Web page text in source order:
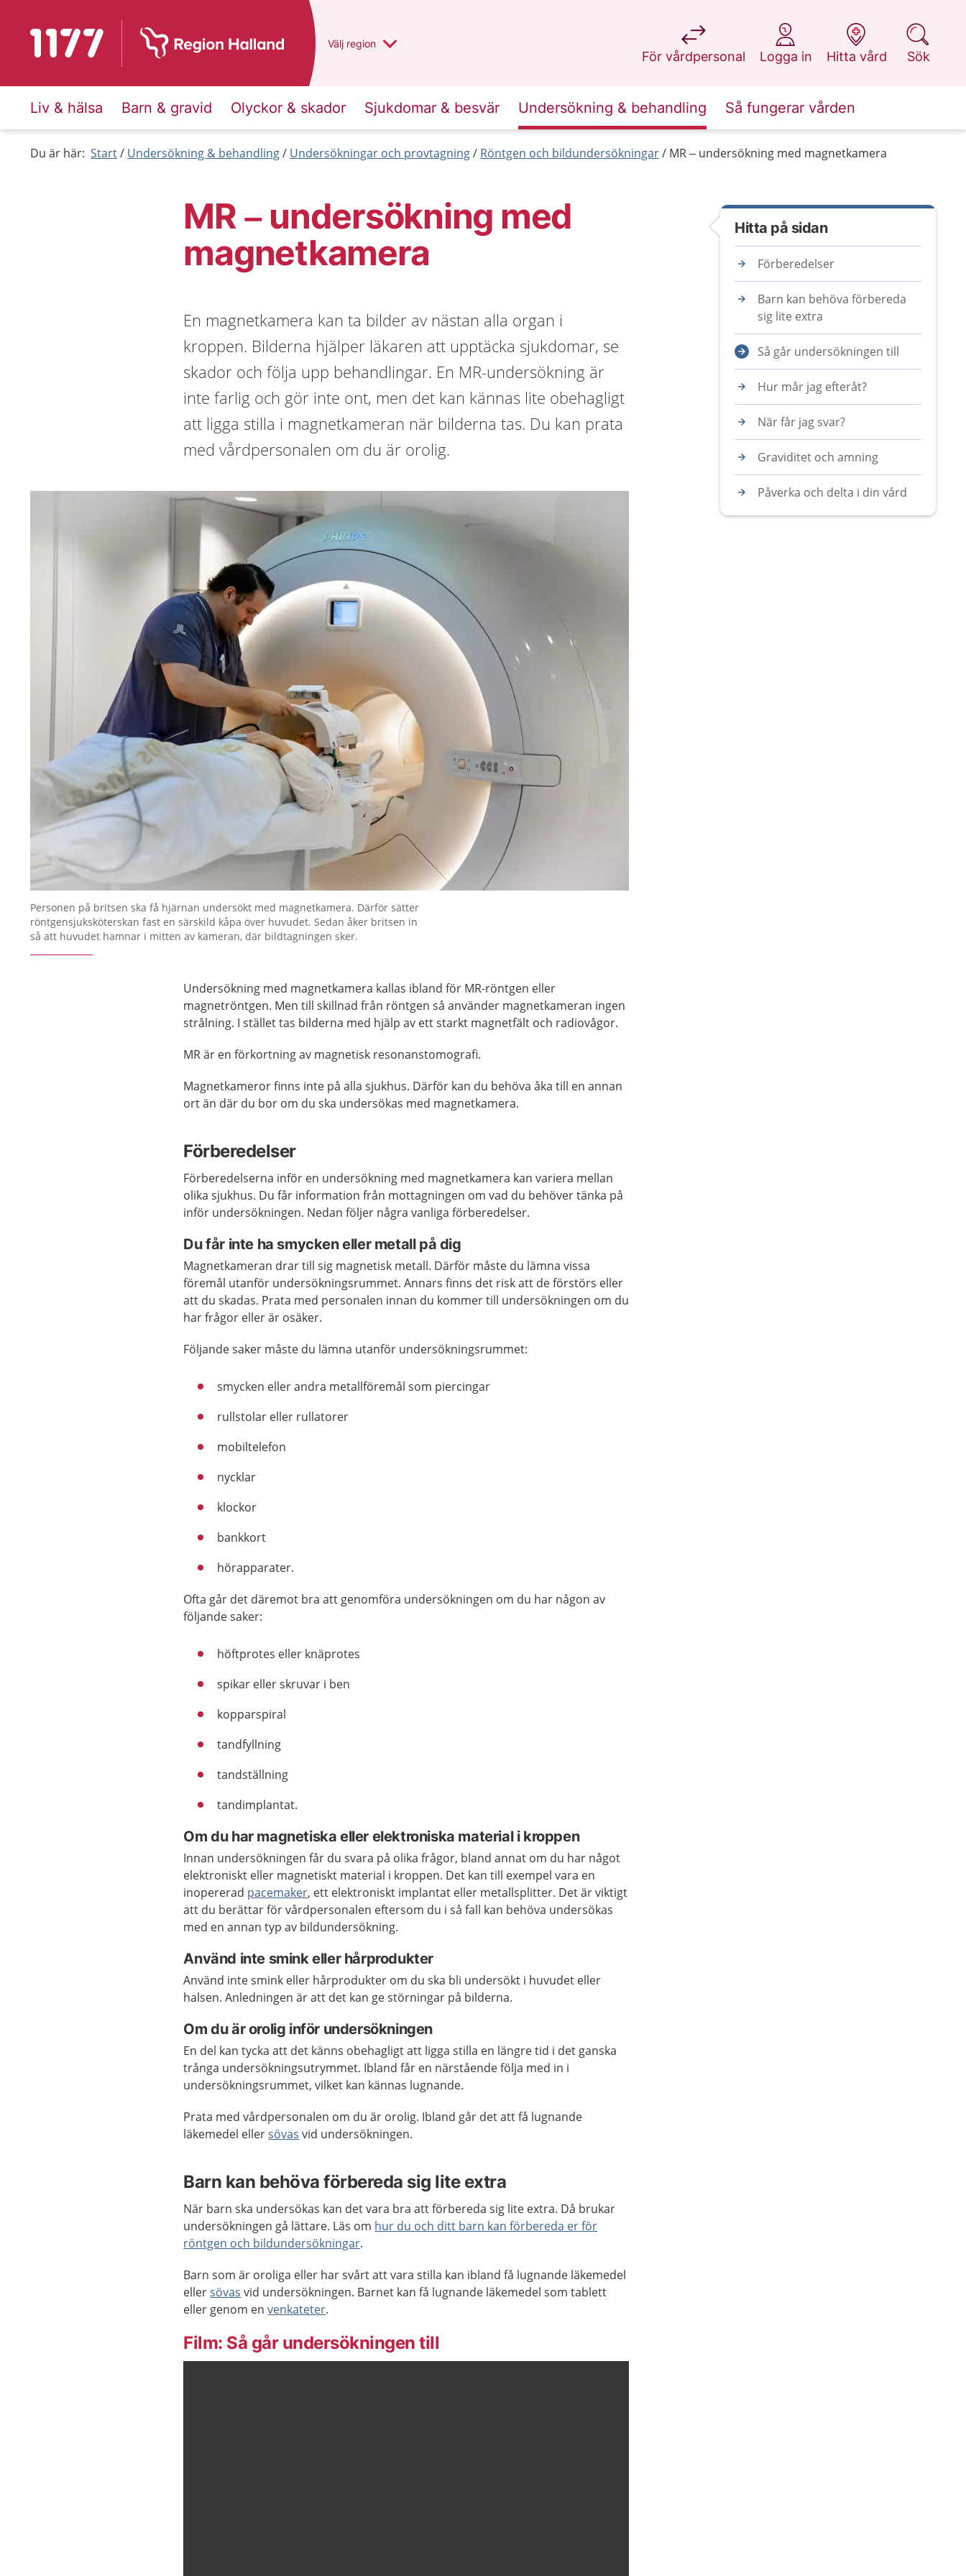
Till startsidan för 1177 Du har valt region
Välj en annan
region
För vårdpersonal
på 1177.se
Logga in
på 1177.se
Hitta vård
på 1177.se
Sök
på 1177.se
Liv & hälsa Barn & gravid Olyckor & skador Sjukdomar & besvär Undersökning & behandling Så fungerar vården
Du är här: Start Undersökning & behandling Undersökningar och provtagning Röntgen och bildundersökningar MR – undersökning med magnetkamera
MR – undersökning med
magnetkamera
En magnetkamera kan ta bilder av nästan alla organ i
kroppen. Bilderna hjälper läkaren att upptäcka sjukdomar, se
skador och följa upp behandlingar. En MR-undersökning är
inte farlig och gör inte ont, men det kan kännas lite obehagligt
att ligga stilla i magnetkameran när bilderna tas. Du kan prata
med vårdpersonalen om du är orolig.
Personen på britsen ska få hjärnan undersökt med magnetkamera. Därför sätter
röntgensjuksköterskan fast en särskild kåpa över huvudet. Sedan åker britsen in
så att huvudet hamnar i mitten av kameran, där bildtagningen sker.
Undersökning med magnetkamera kallas ibland för MR-röntgen eller
magnetröntgen. Men till skillnad från röntgen så använder magnetkameran ingen
strålning. I stället tas bilderna med hjälp av ett starkt magnetfält och radiovågor.
MR är en förkortning av magnetisk resonanstomografi.
Magnetkameror finns inte på alla sjukhus. Därför kan du behöva åka till en annan
ort än där du bor om du ska undersökas med magnetkamera.
Förberedelser
Förberedelserna inför en undersökning med magnetkamera kan variera mellan
olika sjukhus. Du får information från mottagningen om vad du behöver tänka på
inför undersökningen. Nedan följer några vanliga förberedelser.
Du får inte ha smycken eller metall på dig
Magnetkameran drar till sig magnetisk metall. Därför måste du lämna vissa
föremål utanför undersökningsrummet. Annars finns det risk att de förstörs eller
att du skadas. Prata med personalen innan du kommer till undersökningen om du
har frågor eller är osäker.
Följande saker måste du lämna utanför undersökningsrummet:
smycken eller andra metallföremål som piercingar
rullstolar eller rullatorer
mobiltelefon
nycklar
klockor
bankkort
hörapparater.
Ofta går det däremot bra att genomföra undersökningen om du har någon av
följande saker:
höftprotes eller knäprotes
spikar eller skruvar i ben
kopparspiral
tandfyllning
tandställning
tandimplantat.
Om du har magnetiska eller elektroniska material i kroppen
Innan undersökningen får du svara på olika frågor, bland annat om du har något
elektroniskt eller magnetiskt material i kroppen. Det kan till exempel vara en
inopererad pacemaker, ett elektroniskt implantat eller metallsplitter. Det är viktigt
att du berättar för vårdpersonalen eftersom du i så fall kan behöva undersökas
med en annan typ av bildundersökning.
Använd inte smink eller hårprodukter
Använd inte smink eller hårprodukter om du ska bli undersökt i huvudet eller
halsen. Anledningen är att det kan ge störningar på bilderna.
Om du är orolig inför undersökningen
En del kan tycka att det känns obehagligt att ligga stilla en längre tid i det ganska
trånga undersökningsutrymmet. Ibland får en närstående följa med in i
undersökningsrummet, vilket kan kännas lugnande.
Prata med vårdpersonalen om du är orolig. Ibland går det att få lugnande
läkemedel ellersövas vid undersökningen.
Barn kan behöva förbereda sig lite extra
När barn ska undersökas kan det vara bra att förbereda sig lite extra. Då brukar
undersökningen gå lättare. Läs om hur du och ditt barn kan förbereda er för
röntgen och bildundersökningar.
Barn som är oroliga eller har svårt att vara stilla kan ibland få lugnande läkemedel
ellersövas vid undersökningen. Barnet kan få lugnande läkemedel som tablett
eller genom envenkateter.
Film: Så går undersökningen till
Hitta på sidan
Förberedelser
Barn kan behöva förbereda
sig lite extra
Så går undersökningen till
Hur mår jag efteråt?
När får jag svar?
Graviditet och amning
Påverka och delta i din vård